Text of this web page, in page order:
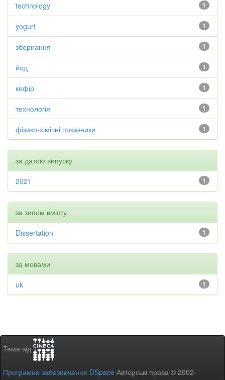
1
technology
1
yogurt
1
зберігання
1
йод
1
кефір
1
технологія
1
фізико-хімічні показники
за датою випуску
1
2021
за типом вмісту
1
Dissertation
за мовами
1
uk
Тема від
Програмне забезпечення DSpace Авторські права © 2002-